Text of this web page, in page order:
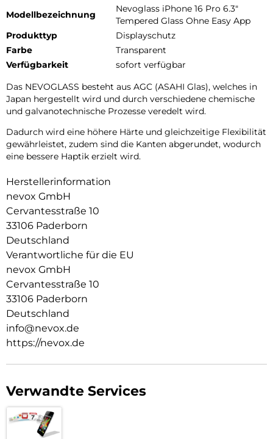
Modellbezeichnung
Nevoglass iPhone 16 Pro 6.3"
Tempered Glass Ohne Easy App
Produkttyp
Displayschutz
Farbe
Transparent
Verfügbarkeit
sofort verfügbar
Das NEVOGLASS besteht aus AGC (ASAHI Glas), welches in
Japan hergestellt wird und durch verschiedene chemische
und galvanotechnische Prozesse veredelt wird.
Dadurch wird eine höhere Härte und gleichzeitige Flexibilität
gewährleistet, zudem sind die Kanten abgerundet, wodurch
eine bessere Haptik erzielt wird.
Herstellerinformation
nevox GmbH
Cervantesstraße 10
33106 Paderborn
Deutschland
Verantwortliche für die EU
nevox GmbH
Cervantesstraße 10
33106 Paderborn
Deutschland
info@nevox.de
https://nevox.de
Verwandte Services